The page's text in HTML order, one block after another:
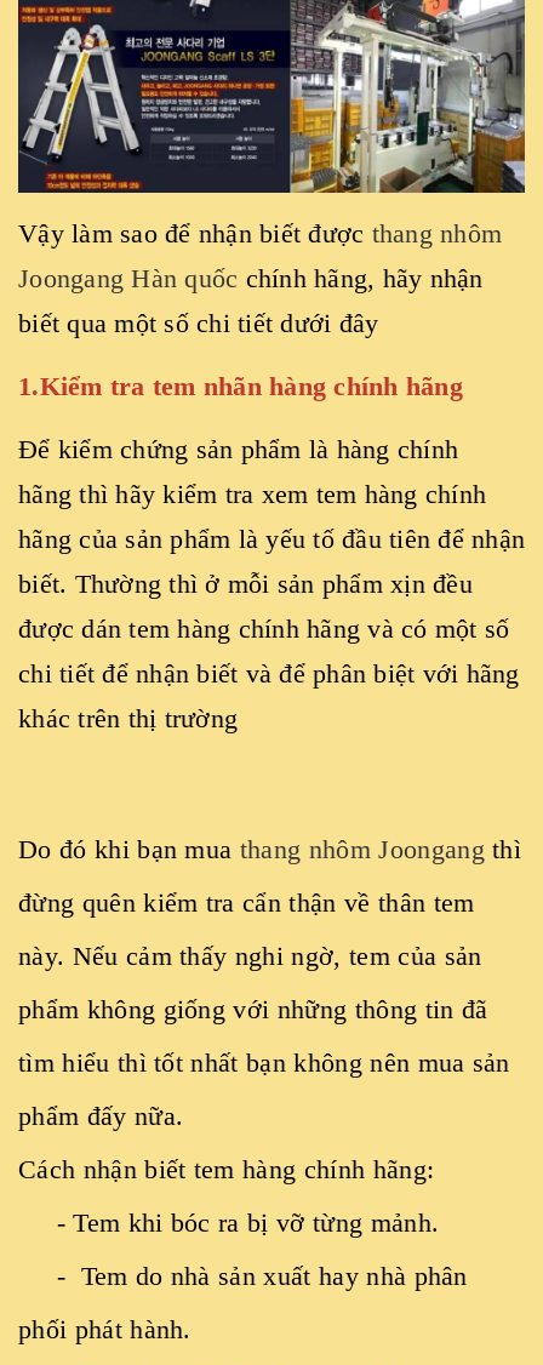
Vậy làm sao để nhận biết được thang nhôm
Joongang Hàn quốc chính hãng, hãy nhận
biết qua một số chi tiết dưới đây
1.Kiểm tra tem nhãn hàng chính hãng
Để kiểm chứng sản phẩm là hàng chính
hãng thì hãy kiểm tra xem tem hàng chính
hãng của sản phẩm là yếu tố đầu tiên để nhận
biết. Thường thì ở mỗi sản phẩm xịn đều
được dán tem hàng chính hãng và có một số
chi tiết để nhận biết và để phân biệt với hãng
khác trên thị trường
Do đó khi bạn mua thang nhôm Joongang thì
đừng quên kiểm tra cẩn thận về thân tem
này. Nếu cảm thấy nghi ngờ, tem của sản
phẩm không giống với những thông tin đã
tìm hiểu thì tốt nhất bạn không nên mua sản
phẩm đấy nữa.
Cách nhận biết tem hàng chính hãng:
- Tem khi bóc ra bị vỡ từng mảnh.
- Tem do nhà sản xuất hay nhà phân
phối phát hành.